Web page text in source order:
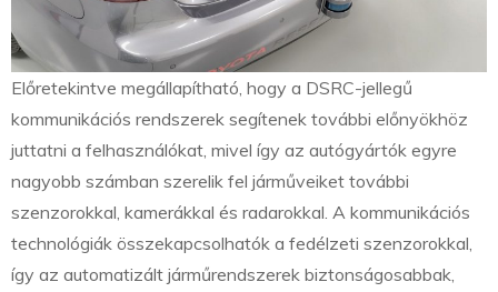
Előretekintve megállapítható, hogy a DSRC-jellegű
kommunikációs rendszerek segítenek további előnyökhöz
juttatni a felhasználókat, mivel így az autógyártók egyre
nagyobb számban szerelik fel járműveiket további
szenzorokkal, kamerákkal és radarokkal. A kommunikációs
technológiák összekapcsolhatók a fedélzeti szenzorokkal,
így az automatizált járműrendszerek biztonságosabbak,